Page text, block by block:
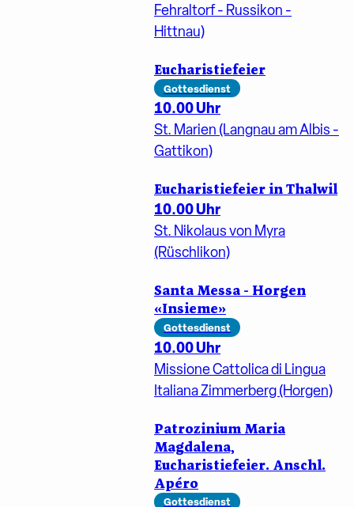
Fehraltorf - Russikon -
Hittnau)
Eucharistiefeier
Gottesdienst
10.00 Uhr
St. Marien (Langnau am Albis -
Gattikon)
Eucharistiefeier in Thalwil
10.00 Uhr
St. Nikolaus von Myra
(Rüschlikon)
Santa Messa - Horgen
«Insieme»
Gottesdienst
10.00 Uhr
Missione Cattolica di Lingua
Italiana Zimmerberg (Horgen)
Patrozinium Maria
Magdalena,
Eucharistiefeier. Anschl.
Apéro
Gottesdienst